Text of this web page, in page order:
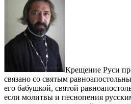
Крещение Руси
связано со святым
его бабушкой, святой
если молитвы и песнопения